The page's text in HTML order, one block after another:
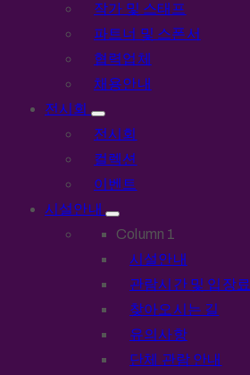
작가 및 스태프
파트너 및 스폰서
협력업체
채용안내
전시회
전시회
컬렉션
이벤트
시설안내
Column 1
시설안내
관람시간 및 입장료
찾아오시는 길
유의사항
단체 관람 안내